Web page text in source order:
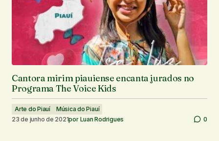
Cantora mirim piauiense encanta jurados no
Programa The Voice Kids
Arte do Piauí
Música do Piauí
23 de junho de 2021por Luan Rodrigues 0